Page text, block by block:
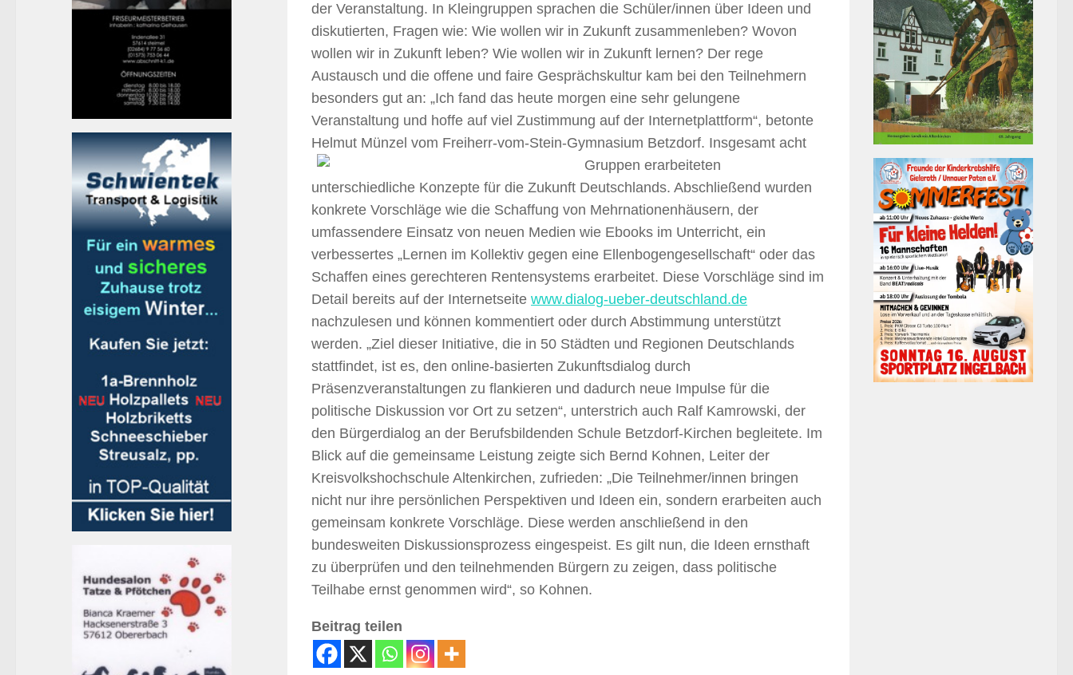
der Veranstaltung. In Kleingruppen sprachen die Schüler/innen über Ideen und
diskutierten, Fragen wie: Wie wollen wir in Zukunft zusammenleben? Wovon
wollen wir in Zukunft leben? Wie wollen wir in Zukunft lernen? Der rege
Austausch und die offene und faire Gesprächskultur kam bei den Teilnehmern
besonders gut an: „Ich fand das heute morgen eine sehr gelungene
Veranstaltung und hoffe auf viel Zustimmung auf der Internetplattform“, betonte
Helmut Münzel vom Freiherr-vom-Stein-Gymnasium Betzdorf. Insgesamt acht
Gruppen erarbeiteten
unterschiedliche Konzepte für die Zukunft Deutschlands. Abschließend wurden
konkrete Vorschläge wie die Schaffung von Mehrnationenhäusern, der
umfassendere Einsatz von neuen Medien wie Ebooks im Unterricht, ein
verbessertes „Lernen im Kollektiv gegen eine Ellenbogengesellschaft“ oder das
Schaffen eines gerechteren Rentensystems erarbeitet. Diese Vorschläge sind im
Detail bereits auf der Internetseite www.dialog-ueber-deutschland.de
nachzulesen und können kommentiert oder durch Abstimmung unterstützt
werden. „Ziel dieser Initiative, die in 50 Städten und Regionen Deutschlands
stattfindet, ist es, den online-basierten Zukunftsdialog durch
Präsenzveranstaltungen zu flankieren und dadurch neue Impulse für die
politische Diskussion vor Ort zu setzen“, unterstrich auch Ralf Kamrowski, der
den Bürgerdialog an der Berufsbildenden Schule Betzdorf-Kirchen begleitete. Im
Blick auf die gemeinsame Leistung zeigte sich Bernd Kohnen, Leiter der
Kreisvolkshochschule Altenkirchen, zufrieden: „Die Teilnehmer/innen bringen
nicht nur ihre persönlichen Perspektiven und Ideen ein, sondern erarbeiten auch
gemeinsam konkrete Vorschläge. Diese werden anschließend in den
bundesweiten Diskussionsprozess eingespeist. Es gilt nun, die Ideen ernsthaft
zu überprüfen und den teilnehmenden Bürgern zu zeigen, dass politische
Teilhabe ernst genommen wird“, so Kohnen.
Beitrag teilen